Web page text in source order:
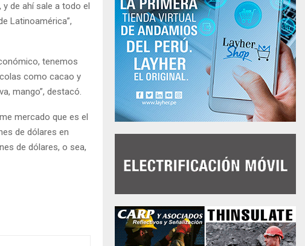
de ahí sale a todo el
Latinoamérica”,
tenemos
como cacao y
mango”, destacó.
mercado que es el
de dólares en
de dólares, o sea,